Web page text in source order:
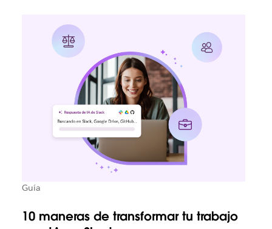
Guía
10 maneras de transformar tu trabajo